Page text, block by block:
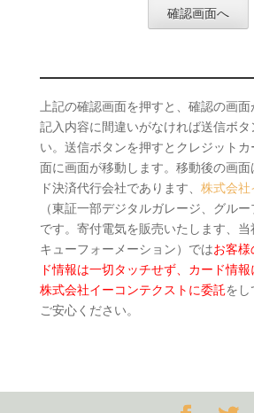
上記の確認画面を押すと、確認の画面
記入内容に間違いがなければ送信ボタ
い。送信ボタンを押すとクレジット
面に画面が移動します。移動後の画
ド決済代行会社であります、 株式会社
（東証一部デジタルガレージ、グル
です。寄付電気を販売いたします、当
キューフォーメーション）ではお客様
ド情報は一切タッチせず、カード情
株式会社イーコンテクストに委託をし
ご安心ください。